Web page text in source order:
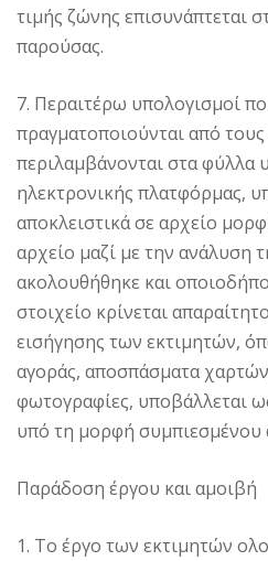
τιμής ζώνης επισυνάπτεται
παρούσας.
7. Περαιτέρω υπολογισμοί
πραγματοποιούνται από τους
περιλαμβάνονται στα φύλλα
ηλεκτρονικής πλατφόρμας,
αποκλειστικά σε αρχείο
αρχείο μαζί με την ανάλυση
ακολουθήθηκε και
στοιχείο κρίνεται
εισήγησης των εκτιμητών,
αγοράς, αποσπάσματα
φωτογραφίες, υποβάλλεται
υπό τη μορφή συμπιεσμένου
Παράδοση έργου και αμοιβή
1. Το έργο των εκτιμητών